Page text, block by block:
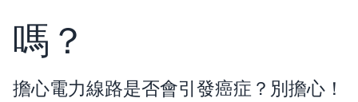
嗎？
擔心電力線路是否會引發癌症？別擔心！